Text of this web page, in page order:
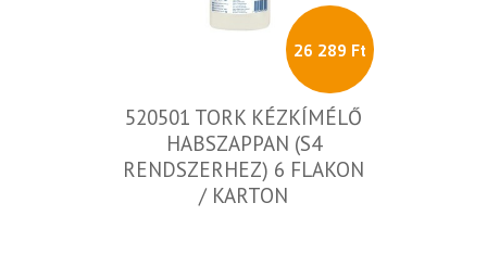
26 289 Ft
520501 TORK KÉZKÍMÉLŐ
HABSZAPPAN (S4
RENDSZERHEZ) 6 FLAKON
/ KARTON